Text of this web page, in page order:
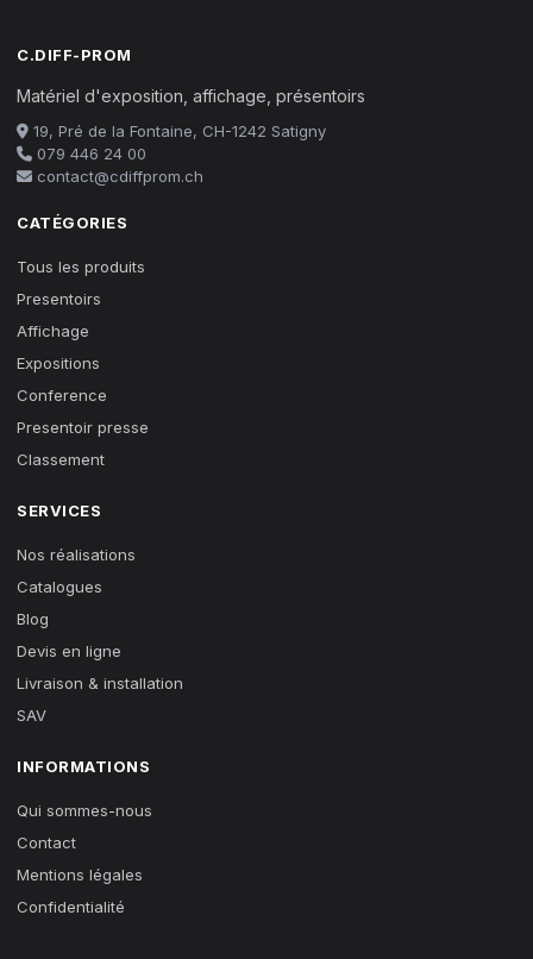
C.DIFF-PROM
Matériel d'exposition, affichage, présentoirs
19, Pré de la Fontaine, CH-1242 Satigny
079 446 24 00
contact@cdiffprom.ch
CATÉGORIES
Tous les produits
Presentoirs
Affichage
Expositions
Conference
Presentoir presse
Classement
SERVICES
Nos réalisations
Catalogues
Blog
Devis en ligne
Livraison & installation
SAV
INFORMATIONS
Qui sommes-nous
Contact
Mentions légales
Confidentialité